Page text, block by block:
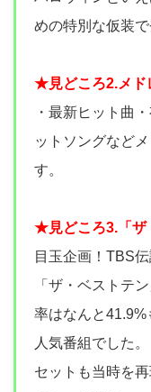
めの特別な仮装
★見どころ2.メド
・最新ヒット曲
ットソングなど
す。
★見どころ3.「ザ
目玉企画！TBS
「ザ・ベストテ
率はなんと
人気番組でした。
セットも当時を